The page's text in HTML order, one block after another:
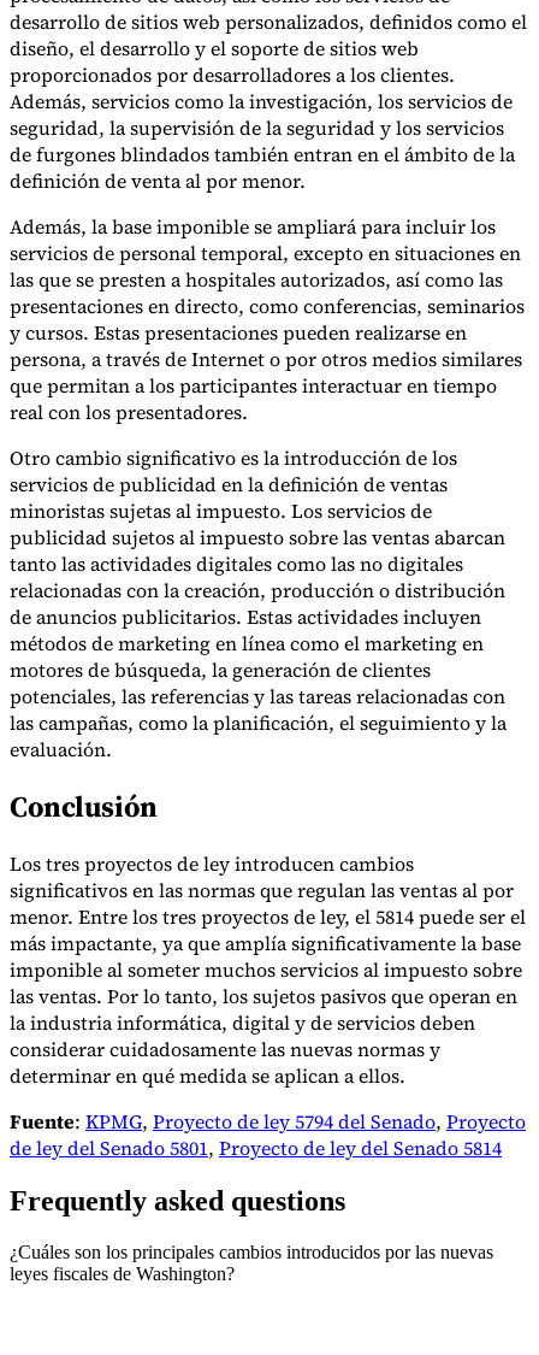
desarrollo de sitios web personalizados, definidos como el
diseño, el desarrollo y el soporte de sitios web
proporcionados por desarrolladores a los clientes.
Además, servicios como la investigación, los servicios de
seguridad, la supervisión de la seguridad y los servicios
de furgones blindados también entran en el ámbito de la
definición de venta al por menor.
Además, la base imponible se ampliará para incluir los
servicios de personal temporal, excepto en situaciones en
las que se presten a hospitales autorizados, así como las
presentaciones en directo, como conferencias, seminarios
y cursos. Estas presentaciones pueden realizarse en
persona, a través de Internet o por otros medios similares
que permitan a los participantes interactuar en tiempo
real con los presentadores.
Otro cambio significativo es la introducción de los
servicios de publicidad en la definición de ventas
minoristas sujetas al impuesto. Los servicios de
publicidad sujetos al impuesto sobre las ventas abarcan
tanto las actividades digitales como las no digitales
relacionadas con la creación, producción o distribución
de anuncios publicitarios. Estas actividades incluyen
métodos de marketing en línea como el marketing en
motores de búsqueda, la generación de clientes
potenciales, las referencias y las tareas relacionadas con
las campañas, como la planificación, el seguimiento y la
evaluación.
Conclusión
Los tres proyectos de ley introducen cambios
significativos en las normas que regulan las ventas al por
menor. Entre los tres proyectos de ley, el 5814 puede ser el
más impactante, ya que amplía significativamente la base
imponible al someter muchos servicios al impuesto sobre
las ventas. Por lo tanto, los sujetos pasivos que operan en
la industria informática, digital y de servicios deben
considerar cuidadosamente las nuevas normas y
determinar en qué medida se aplican a ellos.
Fuente: KPMG, Proyecto de ley 5794 del Senado, Proyecto
de ley del Senado 5801, Proyecto de ley del Senado 5814
Frequently asked questions
¿Cuáles son los principales cambios introducidos por las nuevas
leyes fiscales de Washington?